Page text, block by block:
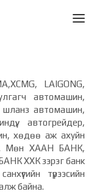
LAIGONG,
автомашин,
шланз автомашин,
автогрейдер,
хөдөө аж ахуйн
Мөн ХААН БАНК,
ХХК зэрэг банк
түрээсийн
байна.